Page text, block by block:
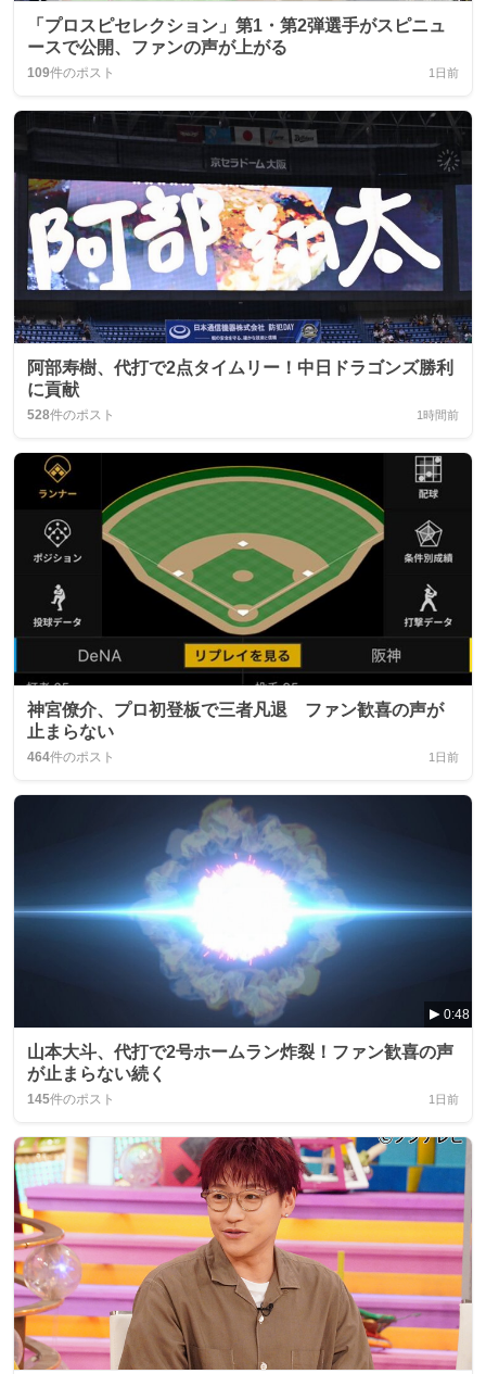
「プロスピセレクション」第1・第2弾選手がスピニュ
ースで公開、ファンの声が上がる
109件のポスト 1日前
阿部寿樹、代打で2点タイムリー！中日ドラゴンズ勝利
に貢献
528件のポスト 1時間前
神宮僚介、プロ初登板で三者凡退 ファン歓喜の声が
止まらない
464件のポスト 1日前
0:48
山本大斗、代打で2号ホームラン炸裂！ファン歓喜の声
が止まらない続く
145件のポスト 1日前